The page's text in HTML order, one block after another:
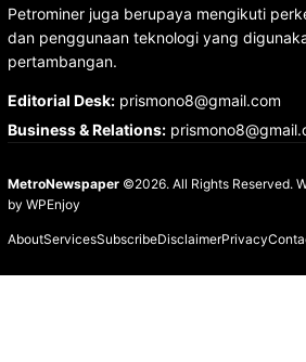
Petrominer juga berupaya mengikuti
dan penggunaan teknologi yang
pertambangan.
Editorial Desk:prismono8@gmail.com
Business & Relations:
MetroNewspaper©2026. All Rights Reserved.
by WPEnjoy
AboutServicesSubscribeDisclaimerPrivacy